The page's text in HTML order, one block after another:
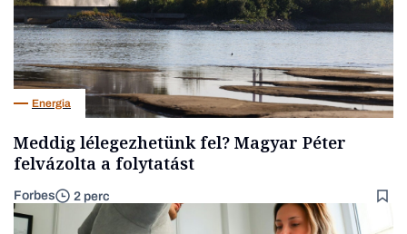
Energia
Meddig lélegezhetünk fel? Magyar Péter
felvázolta a folytatást
Forbes 2 perc